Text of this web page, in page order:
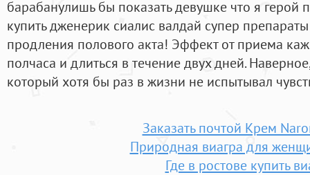
барабанулишь бы показать девушке что я
купить дженерик сиалис валдай супер
продления полового акта! Эффект от приема
полчаса и длиться в течение двух дней.
который хотя бы раз в жизни не испытывал
Заказать почтой Крем
Природная виагра для
Где в ростове купить